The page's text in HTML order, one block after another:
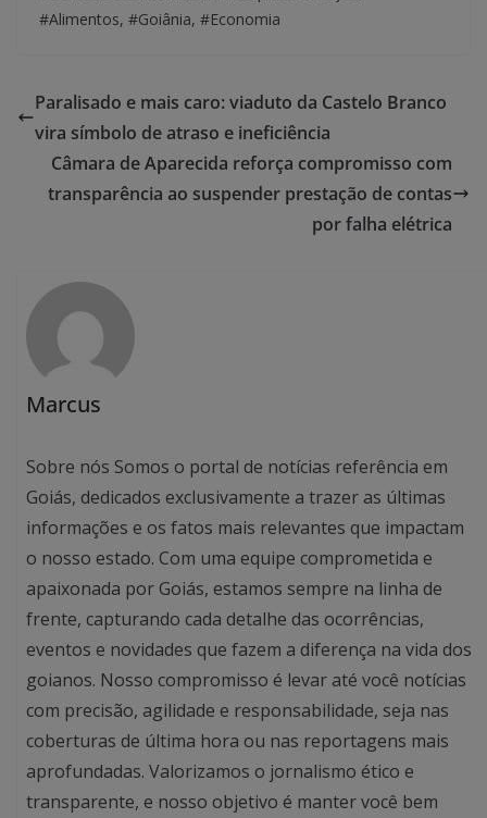
#Alimentos, #Goiânia, #Economia
Paralisado e mais caro: viaduto da Castelo Branco
vira símbolo de atraso e ineficiência
Câmara de Aparecida reforça compromisso com
transparência ao suspender prestação de contas
por falha elétrica
Marcus
Sobre nós Somos o portal de notícias referência em
Goiás, dedicados exclusivamente a trazer as últimas
informações e os fatos mais relevantes que impactam
o nosso estado. Com uma equipe comprometida e
apaixonada por Goiás, estamos sempre na linha de
frente, capturando cada detalhe das ocorrências,
eventos e novidades que fazem a diferença na vida dos
goianos. Nosso compromisso é levar até você notícias
com precisão, agilidade e responsabilidade, seja nas
coberturas de última hora ou nas reportagens mais
aprofundadas. Valorizamos o jornalismo ético e
transparente, e nosso objetivo é manter você bem